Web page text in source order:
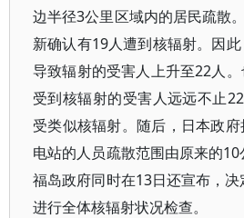
边半径3公里区域内的居民疏散
新确认有19人遭到核辐射。因
导致辐射的受害人上升至22人
受到核辐射的受害人远远不止
受类似核辐射。随后，日本政
电站的人员疏散范围由原来的10
福岛政府同时在13日还宣布，
进行全体核辐射状况检查。